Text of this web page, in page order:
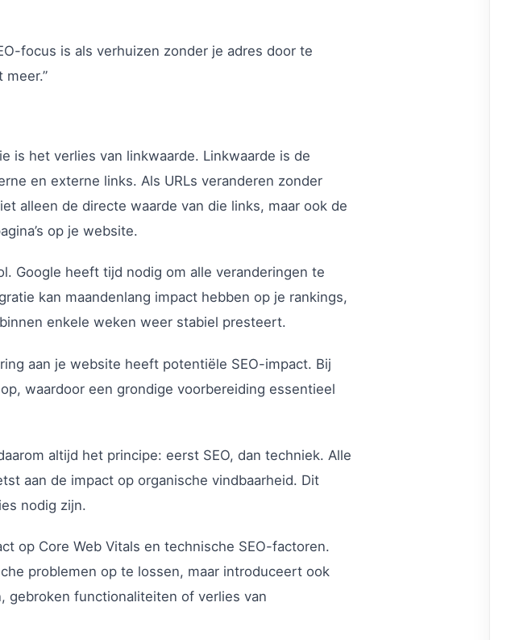
focus is als verhuizen zonder je adres door te
is het verlies van linkwaarde. Linkwaarde is de
en externe links. Als URLs veranderen zonder
alleen de directe waarde van die links, maar ook de
op je website.
Google heeft tijd nodig om alle veranderingen te
kan maandenlang impact hebben op je rankings,
enkele weken weer stabiel presteert.
aan je website heeft potentiële SEO-impact. Bij
waardoor een grondige voorbereiding essentieel
altijd het principe: eerst SEO, dan techniek. Alle
aan de impact op organische vindbaarheid. Dit
nodig zijn.
op Core Web Vitals en technische SEO-factoren.
problemen op te lossen, maar introduceert ook
gebroken functionaliteiten of verlies van